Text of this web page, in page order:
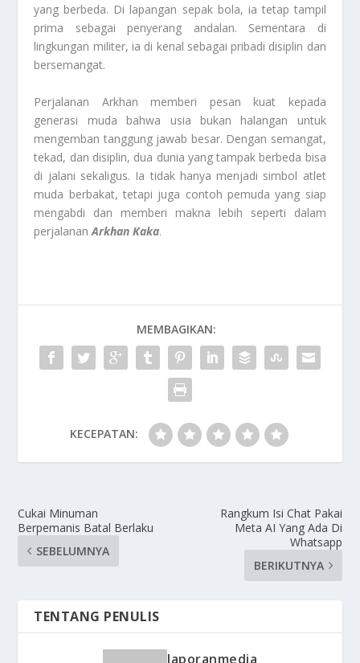
yang berbeda. Di lapangan sepak bola, ia tetap tampil
prima sebagai penyerang andalan. Sementara di
lingkungan militer, ia di kenal sebagai pribadi disiplin dan
bersemangat.
Perjalanan Arkhan memberi pesan kuat kepada
generasi muda bahwa usia bukan halangan untuk
mengemban tanggung jawab besar. Dengan semangat,
tekad, dan disiplin, dua dunia yang tampak berbeda bisa
di jalani sekaligus. Ia tidak hanya menjadi simbol atlet
muda berbakat, tetapi juga contoh pemuda yang siap
mengabdi dan memberi makna lebih seperti dalam
perjalananArkhan Kaka.
MEMBAGIKAN:
KECEPATAN:
Cukai Minuman
Berpemanis Batal Berlaku
SEBELUMNYA
Rangkum Isi Chat Pakai
Meta AI Yang Ada Di
Whatsapp
BERIKUTNYA
TENTANG PENULIS
laporanmedia